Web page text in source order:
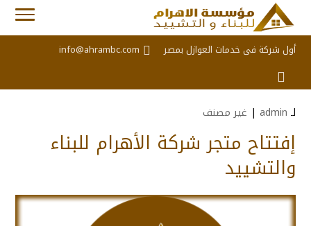
أول شركة فى خدمات العوازل بمصر info@ahrambc.com
لـ admin
| غير مصنف
إفتتاح متجر شركة الأهرام للبناء
والتشييد